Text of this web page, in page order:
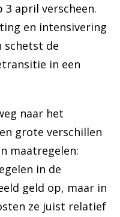
3 april verscheen.
en intensivering
schetst de
in een
naar het
grote verschillen
maatregelen:
in de
geld op, maar in
ze juist relatief